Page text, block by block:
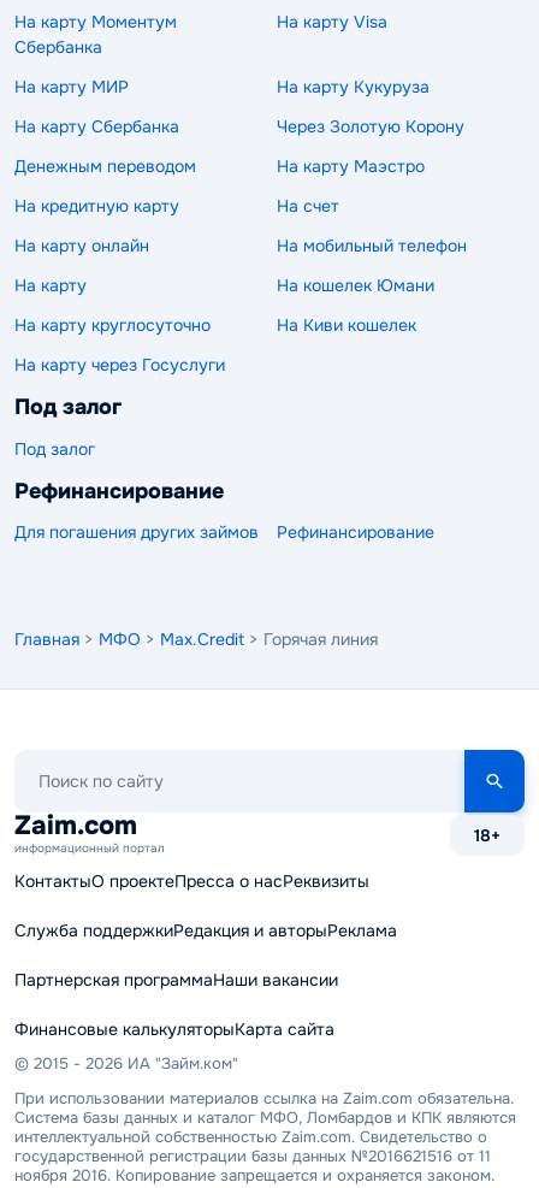
На карту Моментум
Сбербанка
На карту Visa
На карту МИР
На карту Кукуруза
На карту Сбербанка
Через Золотую Корону
Денежным переводом
На карту Маэстро
На кредитную карту
На счет
На карту онлайн
На мобильный телефон
На карту
На кошелек Юмани
На карту круглосуточно
На Киви кошелек
На карту через Госуслуги
Под залог
Под залог
Рефинансирование
Для погашения других займов Рефинансирование
Главная > МФО > Max.Credit > Горячая линия
сайту
Zaim.com
информационный портал
18+
КонтактыО проектеПресса о насРеквизиты
Служба поддержкиРедакция и авторыРеклама
Партнерская программаНаши вакансии
Финансовые калькуляторыКарта сайта
© 2015 - 2026 ИА "Займ.ком"
При использовании материалов ссылка на Zaim.com обязательна.
Система базы данных и каталог МФО, Ломбардов и КПК являются
интеллектуальной собственностью Zaim.com. Свидетельство о
государственной регистрации базы данных №2016621516 от 11
ноября 2016. Копирование запрещается и охраняется законом.